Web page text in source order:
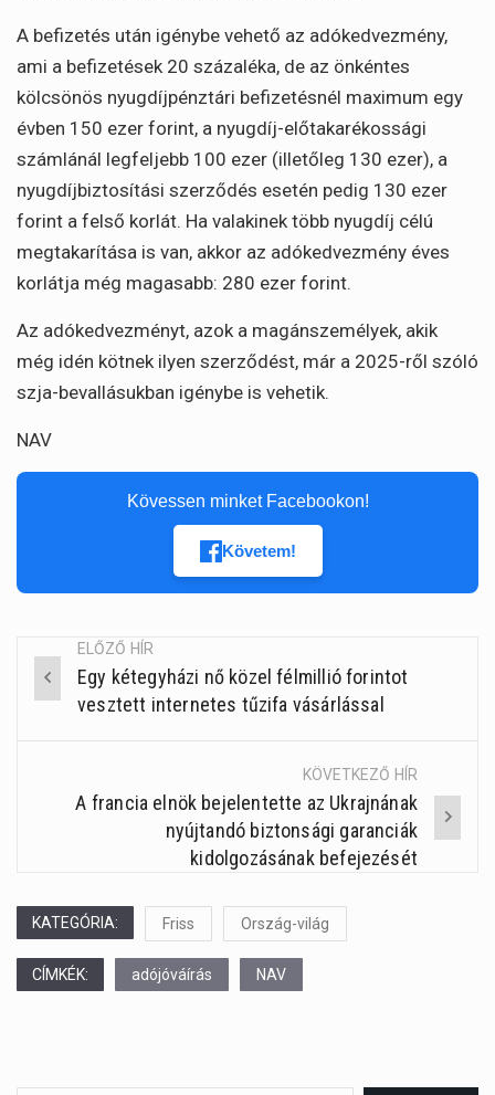
A befizetés után igénybe vehető az adókedvezmény,
ami a befizetések 20 százaléka, de az önkéntes
kölcsönös nyugdíjpénztári befizetésnél maximum egy
évben 150 ezer forint, a nyugdíj-előtakarékossági
számlánál legfeljebb 100 ezer (illetőleg 130 ezer), a
nyugdíjbiztosítási szerződés esetén pedig 130 ezer
forint a felső korlát. Ha valakinek több nyugdíj célú
megtakarítása is van, akkor az adókedvezmény éves
korlátja még magasabb: 280 ezer forint.
Az adókedvezményt, azok a magánszemélyek, akik
még idén kötnek ilyen szerződést, már a 2025-ről szóló
szja-bevallásukban igénybe is vehetik.
NAV
Kövessen minket Facebookon!
Követem!
Post
navigation
ELŐZŐ HÍR
Egy kétegyházi nő közel félmillió forintot
vesztett internetes tűzifa vásárlással
KÖVETKEZŐ HÍR
A francia elnök bejelentette az Ukrajnának
nyújtandó biztonsági garanciák
kidolgozásának befejezését
KATEGÓRIA: Friss Ország-világ
CÍMKÉK: adójóváírás NAV